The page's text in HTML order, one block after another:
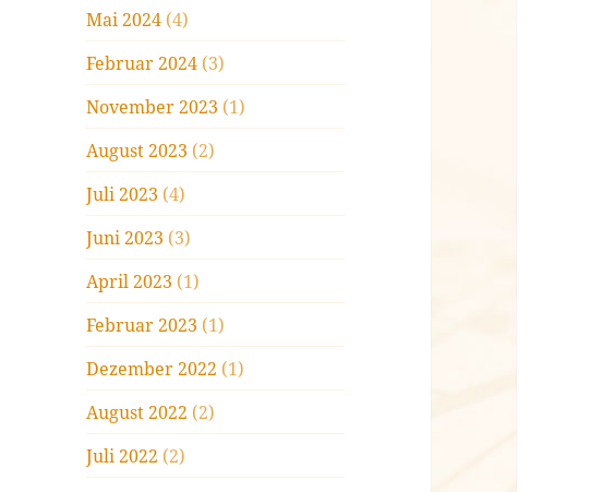
Mai 2024 (4)
Februar 2024 (3)
November 2023 (1)
August 2023 (2)
Juli 2023 (4)
Juni 2023 (3)
April 2023 (1)
Februar 2023 (1)
Dezember 2022 (1)
August 2022 (2)
Juli 2022 (2)